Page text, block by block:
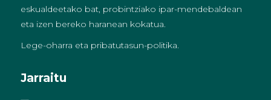
eskualdeetako bat, probintziako ipar-mendebaldean
eta izen bereko haranean kokatua.
Lege-oharra eta pribatutasun-politika.
Jarraitu